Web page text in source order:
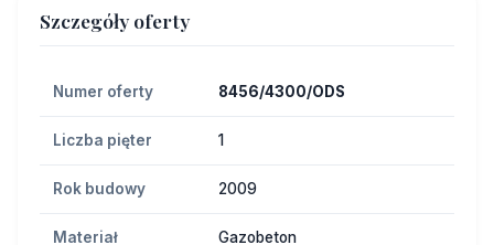
Szczegóły oferty
Numer oferty 8456/4300/ODS
Liczba pięter 1
Rok budowy 2009
Materiał Gazobeton